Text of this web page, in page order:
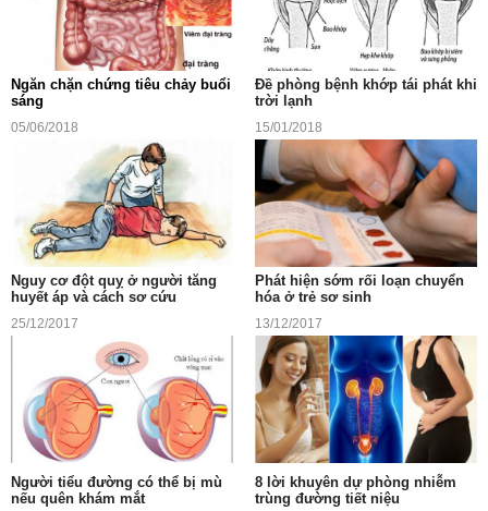
Ngăn chặn chứng tiêu chảy buổi
sáng
05/06/2018
Ðề phòng bệnh khớp tái phát khi
trời lạnh
15/01/2018
Nguy cơ đột quỵ ở người tăng
huyết áp và cách sơ cứu
25/12/2017
Phát hiện sớm rối loạn chuyển
hóa ở trẻ sơ sinh
13/12/2017
Người tiểu đường có thể bị mù
nếu quên khám mắt
8 lời khuyên dự phòng nhiễm
trùng đường tiết niệu